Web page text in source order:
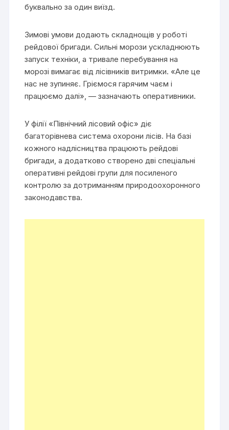
буквально за один виїзд.
Зимові умови додають складнощів у роботі
рейдової бригади. Сильні морози ускладнюють
запуск техніки, а тривале перебування на
морозі вимагає від лісівників витримки. «Але це
нас не зупиняє. Гріємося гарячим чаєм і
працюємо далі», — зазначають оперативники.
У філії «Північний лісовий офіс» діє
багаторівнева система охорони лісів. На базі
кожного надлісництва працюють рейдові
бригади, а додатково створено дві спеціальні
оперативні рейдові групи для посиленого
контролю за дотриманням природоохоронного
законодавства.